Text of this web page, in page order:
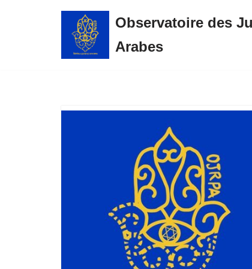
Observatoire des
Arabes